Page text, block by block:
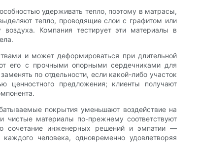
удерживать тепло, поэтому в матрасы,
тепло, проводящие слои с графитом или
Компания тестирует эти материалы в
и может деформироваться при длительной
его с прочными опорными сердечниками для
по отдельности, если какой-либо участок
ценностного предложения; клиенты получают
покрытия уменьшают воздействие на
чистые материалы по-прежнему соответствуют
сочетание инженерных решений и эмпатии —
человека, одновременно удовлетворяя